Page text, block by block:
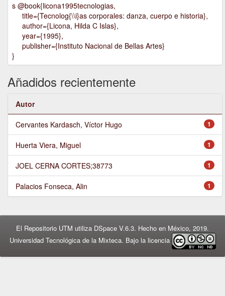
s @book{licona1995tecnologias,
title={Tecnolog{\\i}as corporales: danza, cuerpo e historia},
author={Licona, Hilda C Islas},
year={1995},
publisher={Instituto Nacional de Bellas Artes}
}
Añadidos recientemente
Autor
1
Cervantes Kardasch, Víctor Hugo
1
Huerta Viera, Miguel
1
JOEL CERNA CORTES;38773
1
Palacios Fonseca, Alin
El Repositorio UTM utiliza DSpace V.6.3. Hecho en México, 2019.
Universidad Tecnológica de la Mixteca. Bajo la licencia